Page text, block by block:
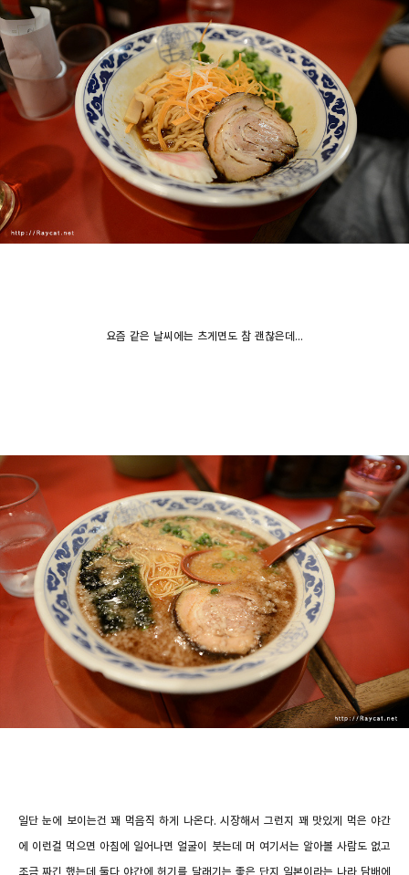
요즘 같은 날씨에는 츠게면도 참 괜찮은데...
일단 눈에 보이는건 꽤 먹음직 하게 나온다. 시장해서 그런지 꽤 맛있게 먹은 야간
에 이런걸 먹으면 아침에 일어나면 얼굴이 붓는데 머 여기서는 알아볼 사람도 없고
조금 짜긴 했는데 둘다 야간에 허기를 달래기는 좋은 단지 일본이라는 나라 담배에